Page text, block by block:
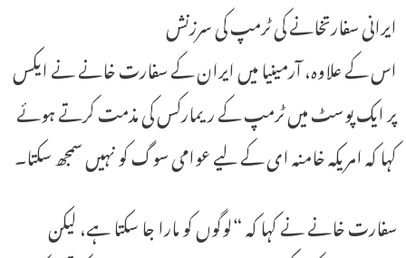
ایرانی سفارتخانے کی ٹرمپ کی سرزنش
اس کے علاوہ، آرمینیا میں ایران کے سفارت خانے نے ایکس
پر ایک پوسٹ میں ٹرمپ کے ریمارکس کی مذمت کرتے ہوئے
کہا کہ امریکہ خامنہ ای کے لیے عوامی سوگ کو نہیں سمجھ سکتا۔
سفارت خانے نے کہا کہ “لوگوں کو مارا جا سکتا ہے، لیکن